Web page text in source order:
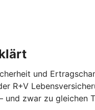
und
R+V
zwar zu gleichen